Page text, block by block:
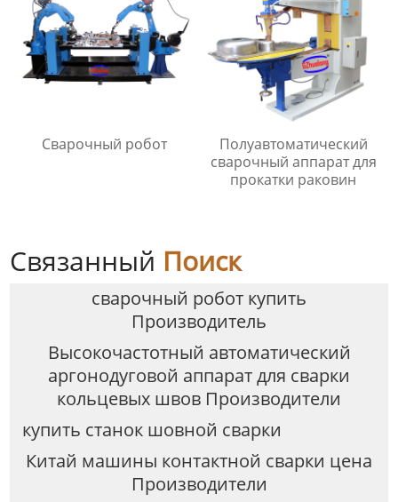
Сварочный робот
Полуавтоматический
сварочный аппарат для
прокатки раковин
Связанный Поиск
сварочный робот купить
Производитель
Высокочастотный автоматический
аргонодуговой аппарат для сварки
кольцевых швов Производители
купить станок шовной сварки
Китай машины контактной сварки цена
Производители